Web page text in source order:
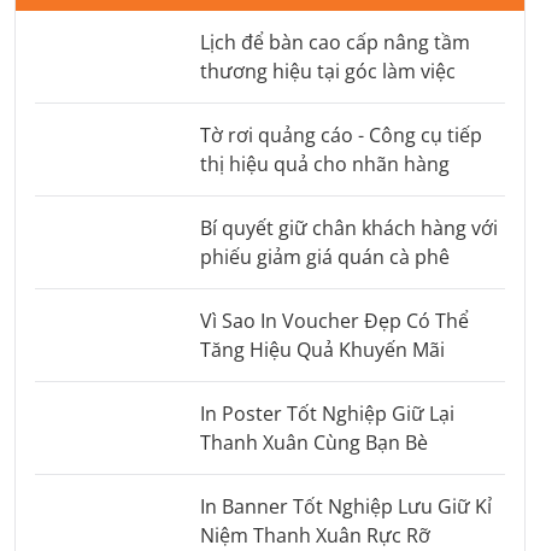
Lịch để bàn cao cấp nâng tầm
thương hiệu tại góc làm việc
Tờ rơi quảng cáo - Công cụ tiếp
thị hiệu quả cho nhãn hàng
Bí quyết giữ chân khách hàng với
phiếu giảm giá quán cà phê
Vì Sao In Voucher Đẹp Có Thể
Tăng Hiệu Quả Khuyến Mãi
In Poster Tốt Nghiệp Giữ Lại
Thanh Xuân Cùng Bạn Bè
In Banner Tốt Nghiệp Lưu Giữ Kỉ
Niệm Thanh Xuân Rực Rỡ